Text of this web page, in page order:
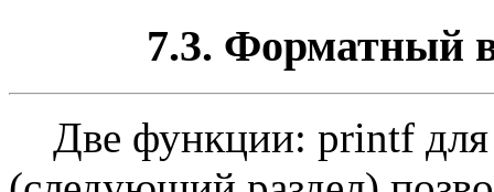
7.3. Форматный
Две функции: printf для